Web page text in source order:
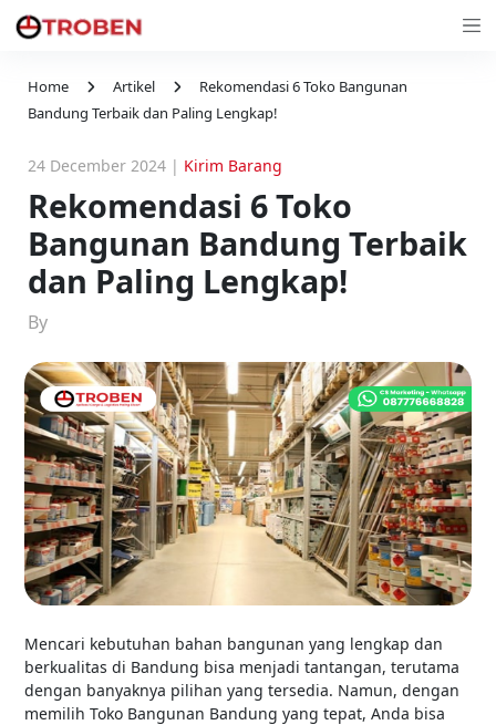
Home Artikel
Rekomendasi 6 Toko Bangunan
Bandung Terbaik dan Paling Lengkap!
24 December 2024 | Kirim Barang
Rekomendasi 6 Toko
Bangunan Bandung Terbaik
dan Paling Lengkap!
By
Mencari kebutuhan bahan bangunan yang lengkap dan
berkualitas di Bandung bisa menjadi tantangan, terutama
dengan banyaknya pilihan yang tersedia. Namun, dengan
memilih Toko Bangunan Bandung yang tepat, Anda bisa